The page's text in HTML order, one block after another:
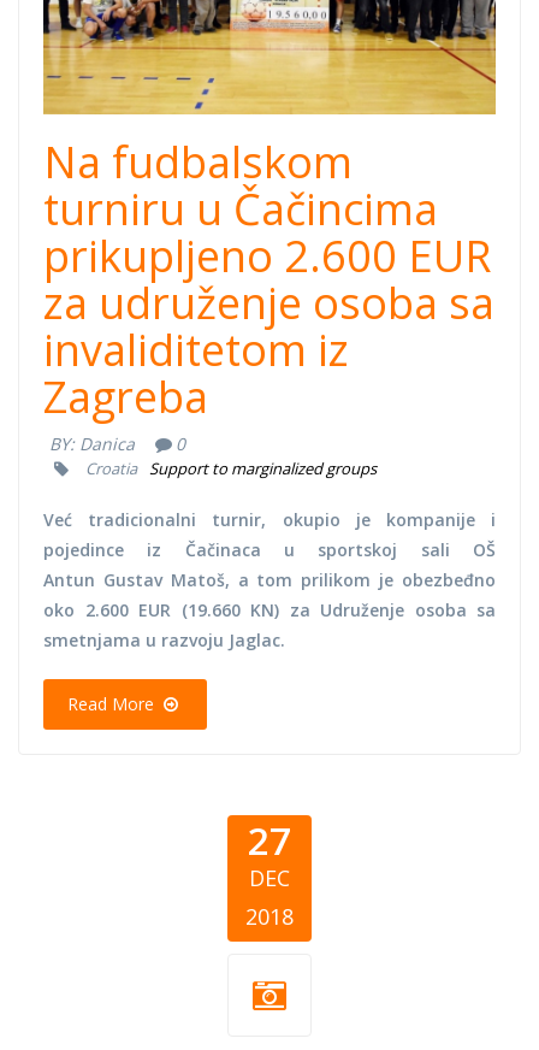
Na fudbalskom
turniru u Čačincima
prikupljeno 2.600 EUR
za udruženje osoba sa
invaliditetom iz
Zagreba
BY: Danica 0
Croatia Support to marginalized groups
Već tradicionalni turnir, okupio je kompanije i
pojedince iz Čačinaca u sportskoj sali OŠ
Antun Gustav Matoš, a tom prilikom je obezbeđno
oko 2.600 EUR (19.660 KN) za Udruženje osoba sa
smetnjama u razvoju Jaglac.
Read More
27
DEC
2018